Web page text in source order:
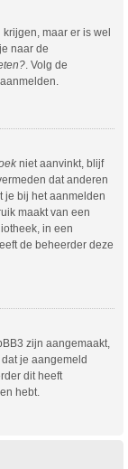
maar er is wel
naar de
. Volg de
niet aanvinkt, blijf
dat anderen
je bij het aanmelden
maakt van een
in een
de beheerder deze
zijn aangemaakt,
je aangemeld
dit heeft
hebt.